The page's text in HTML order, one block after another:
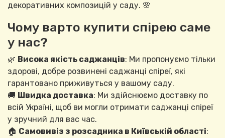
декоративних композицій у саду. 🌸
Чому варто купити спірею саме
у нас?
🌿 Висока якість саджанців: Ми пропонуємо тільки
здорові, добре розвинені саджанці спіреї, які
гарантовано приживуться у вашому саду.
🚚 Швидка доставка: Ми здійснюємо доставку по
всій Україні, щоб ви могли отримати саджанці спіреї
у зручний для вас час.
🏠 Самовивіз з розсадника в Київській області: